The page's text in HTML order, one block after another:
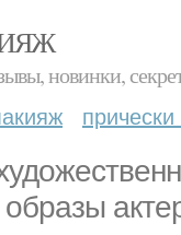
новинки,